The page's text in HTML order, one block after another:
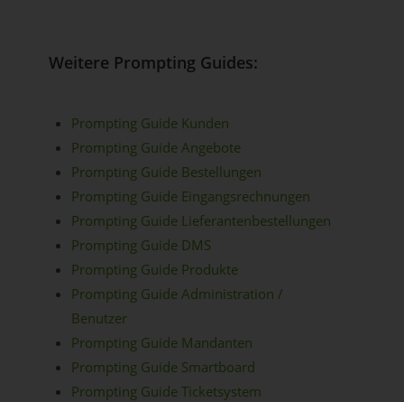
Weitere Prompting Guides:
Prompting Guide Kunden
Prompting Guide Angebote
Prompting Guide Bestellungen
Prompting Guide Eingangsrechnungen
Prompting Guide Lieferantenbestellungen
Prompting Guide DMS
Prompting Guide Produkte
Prompting Guide Administration /
Benutzer
Prompting Guide Mandanten
Prompting Guide Smartboard
Prompting Guide Ticketsystem